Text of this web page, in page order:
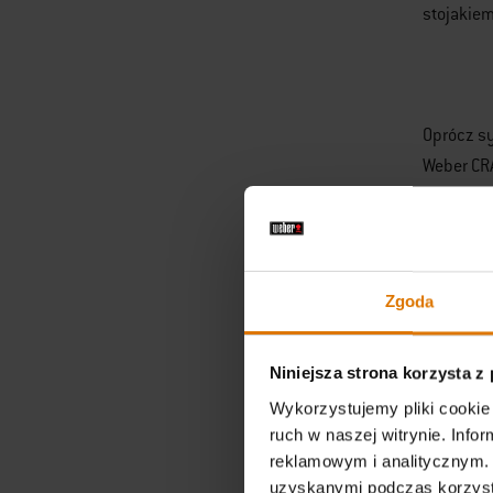
Zgoda
Niniejsza strona korzysta z
Wykorzystujemy pliki
ruch w naszej witrynie.
reklamowym i
uzyskanymi podczas
Oprócz
Weber
Mając
sosów,